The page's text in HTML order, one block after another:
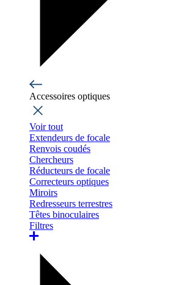
Accessoires optiques
Voir tout
Extendeurs de focale
Renvois coudés
Chercheurs
Réducteurs de focale
Correcteurs optiques
Miroirs
Redresseurs terrestres
Têtes binoculaires
Filtres